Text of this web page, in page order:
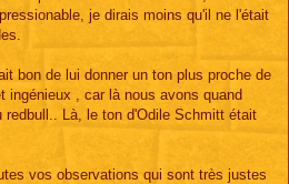
je dirais moins qu'il ne l'était
bon de lui donner un ton plus proche de
ingénieux , car là nous avons quand
redbull.. Là, le ton d'Odile Schmitt était
vos observations qui sont très justes